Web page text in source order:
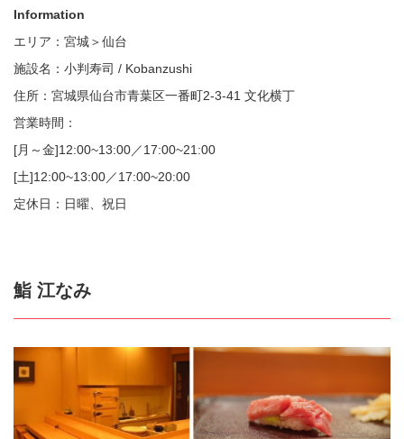
Information
エリア：宮城＞仙台
施設名：小判寿司 / Kobanzushi
住所：宮城県仙台市青葉区一番町2-3-41 文化横丁
営業時間：
[月～金]12:00~13:00／17:00~21:00
[土]12:00~13:00／17:00~20:00
定休日：日曜、祝日
鮨 江なみ